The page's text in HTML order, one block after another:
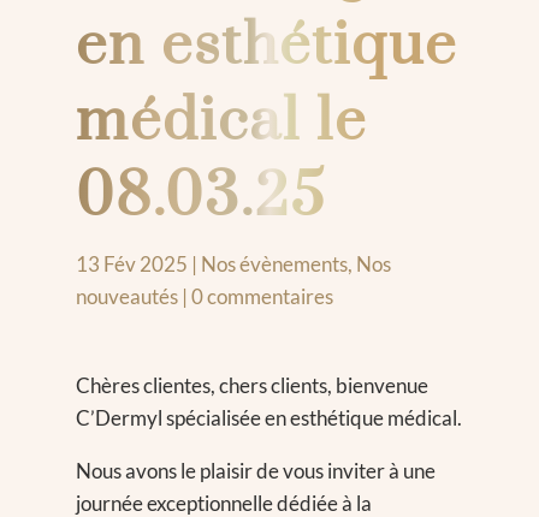
en esthétique
médical le
08.03.25
13 Fév 2025 | Nos évènements, Nos
nouveautés| 0 commentaires
Chères clientes, chers clients, bienvenue
C’Dermyl spécialisée en esthétique médical.
Nous avons le plaisir de vous inviter à une
journée exceptionnelle dédiée à la